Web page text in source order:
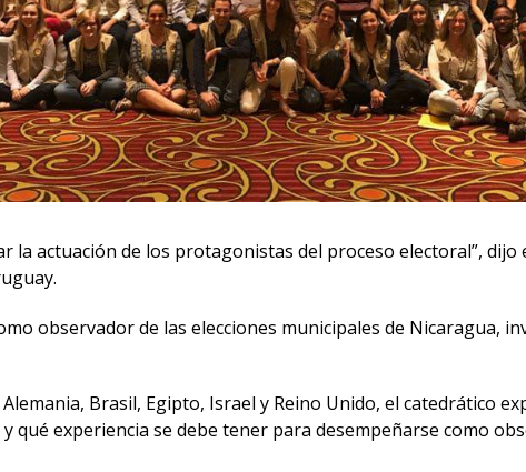
la actuación de los protagonistas del proceso electoral”,
observador de las elecciones municipales de Nicaragua,
Brasil, Egipto, Israel y Reino Unido, el catedrático
qué experiencia se debe tener para desempeñarse como